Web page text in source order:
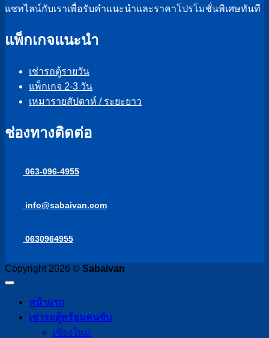
แชทไลน์กับเราเพื่อรับคำแนะนำและราคาโปรโมชั่นพิเศษทันที
แพ็กเกจแนะนำ
เช่ารถตู้รายวัน
แพ็กเกจ 2-3 วัน
เหมารายสัปดาห์ / ระยะยาว
ช่องทางติดต่อ
063-096-4955
info@sabaivan.com
0630964955
Copyright 2026 © Sabaivan
หน้าแรก
เช่ารถตู้พร้อมคนขับ
เชียงใหม่